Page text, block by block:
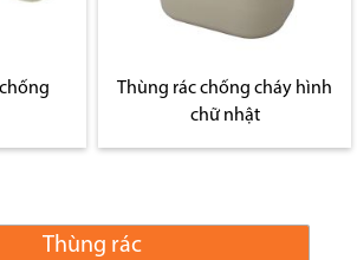
Thùng rác chống cháy hình
chữ nhật
Thùng rác